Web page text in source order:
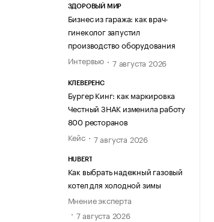
ЗДОРОВЫЙ МИР
Бизнес из гаража: как врач-
гинеколог запустил
производство оборудования
Интервью
7 августа 2026
КЛЕВЕРЕНС
Бургер Кинг: как маркировка
Честный ЗНАК изменила работу
800 ресторанов
Кейс
7 августа 2026
HUBERT
Как выбрать надежный газовый
котел для холодной зимы
Мнение эксперта
7 августа 2026